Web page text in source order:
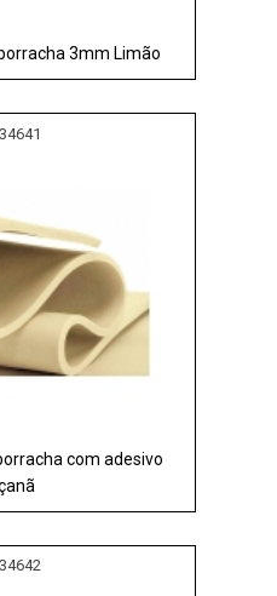
3mm Limão
com adesivo